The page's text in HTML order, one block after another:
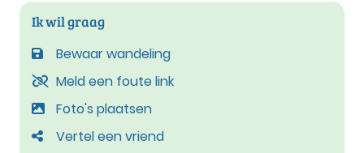
Ik wil graag
Bewaar wandeling
Meld een foute link
Foto's plaatsen
Vertel een vriend